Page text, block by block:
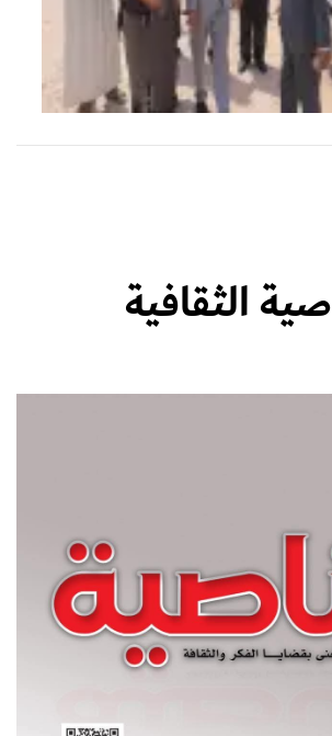
الثقافية